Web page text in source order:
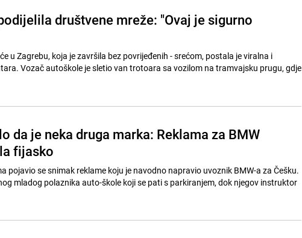
društvene mreže: "Ovaj je sigurno
u Zagrebu, koja je završila bez povrijeđenih - srećom, postala je viralna i
Vozač autoškole je sletio van trotoara sa vozilom na tramvajsku prugu, gdje
da je neka druga marka: Reklama za BMW
fijasko
pojavio se snimak reklame koju je navodno napravio uvoznik BMW-a za Češku.
mladog polaznika auto-škole koji se pati s parkiranjem, dok njegov instruktor